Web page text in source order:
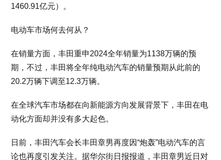
1460.91亿元）。
电动车市场何去何从？
在销量方面，丰田重申2024全年销量为1138万辆的预
期，不过，丰田将全年纯电动汽车的销量预期从此前的
20.2万辆下调至12.3万辆。
在全球汽车市场都在向新能源方向发展背景下，丰田在电
动化方面却并没有多大起色。
日前，丰田汽车会长丰田章男再度因“炮轰”电动汽车的言
论也再度引发关注。据华尔街日报报道，丰田章男近日对